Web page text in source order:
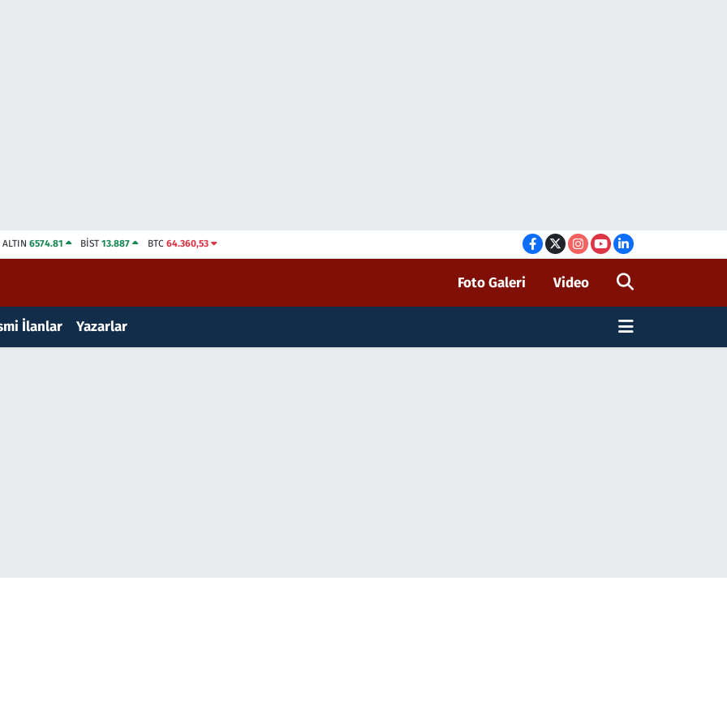
ALTIN 6574.81 BİST13.887 BTC 64.360,53
Foto Galeri Video
İlanlar Yazarlar